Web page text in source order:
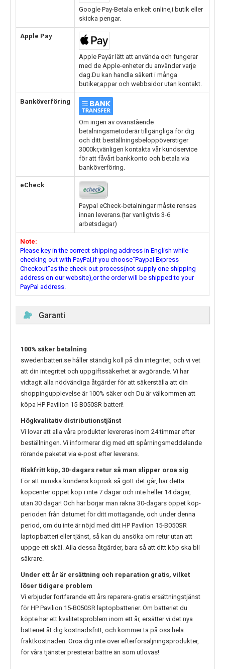
Google Pay-Betala enkelt online,i butik eller
skicka pengar.
Apple Pay
Apple Payär lätt att använda och fungerar
med de Apple-enheter du använder varje
dag.Du kan handla säkert i många
butiker,appar och webbsidor utan kontakt.
Banköverföring
Om ingen av ovanstående
betalningsmetoderär tillgängliga för dig
och ditt beställningsbeloppöverstiger
3000kr,vänligen kontakta vår kundservice
för att fåvårt bankkonto och betala via
banköverföring.
eCheck
Paypal eCheck-betalningar måste rensas
innan leverans.(tar vanligtvis 3-6
arbetsdagar)
Note:
Please key in the correct shipping address in English while
checking out with PayPal,if you choose"Paypal Express
Checkout"as the check out process(not supply one shipping
address on our website),or the order will be shipped to your
PayPal address.
Garanti
100% säker betalning
swedenbatteri.se håller ständig koll på din integritet, och vi vet
att din integritet och uppgiftssäkerhet är avgörande. Vi har
vidtagit alla nödvändiga åtgärder för att säkerställa att din
shoppingupplevelse är 100% säker och Du är välkommen att
köpa HP Pavilion 15-B050SR batteri!
Högkvalitativ distributionstjänst
Vi lovar att alla våra produkter levereras inom 24 timmar efter
beställningen. Vi informerar dig med ett spårningsmeddelande
rörande paketet via e-post efter leverans.
Riskfritt köp, 30-dagars retur så man slipper oroa sig
För att minska kundens köprisk så gott det går, har detta
köpcenter öppet köp i inte 7 dagar och inte heller 14 dagar,
utan 30 dagar! Och här börjar man räkna 30-dagars öppet köp-
perioden från datumet för ditt mottagande, och under denna
period, om du inte är nöjd med ditt HP Pavilion 15-B050SR
laptopbatteri eller tjänst, så kan du ansöka om retur utan att
uppge ett skäl. Alla dessa åtgärder, bara så att ditt köp ska bli
säkrare.
Under ett år är ersättning och reparation gratis, vilket
löser tidigare problem
Vi erbjuder fortfarande ett års reparera-gratis ersättningstjänst
förHP Pavilion 15-B050SR laptopbatterier. Om batteriet du
köpte har ett kvalitetsproblem inom ett år, ersätter vi det nya
batteriet åt dig kostnadsfritt, och kommer ta på oss hela
fraktkostnaden. Oroa dig inte över efterförsäljningsprodukter,
för våra tjänster presterar bättre än som utlovas!